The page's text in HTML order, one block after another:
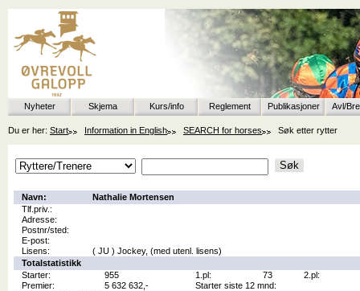
Nyheter Skjema Kurs/info Reglement Publikasjoner Avl/
Du er her: Start Information in English SEARCH for horses Søk etter rytter
Navn:
Nathalie Mortensen
Tlf.priv.:
Adresse:
Postnr/sted:
E-post:
Lisens:
( JU ) Jockey, (med utenl. lisens)
Totalstatistikk
Starter:
955 1.pl: 73
2.pl:
Premier:
5 632 632,-
Starter siste 12 mnd: